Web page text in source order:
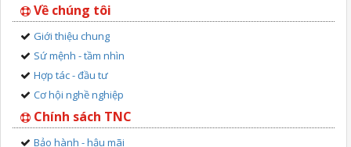
Về chúng tôi
Giới thiệu chung
Sứ mệnh - tầm nhìn
Hợp tác - đầu tư
Cơ hội nghề nghiệp
Chính sách TNC
Bảo hành - hậu mãi